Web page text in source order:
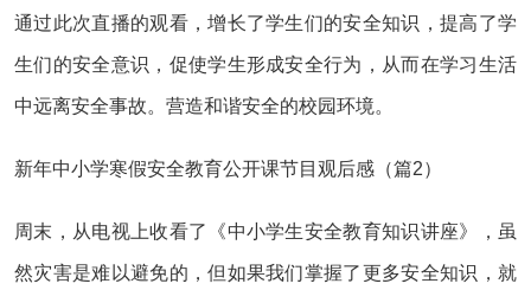
通过此次直播的观看，增长了学生们的安全知识，提高了学
生们的安全意识，促使学生形成安全行为，从而在学习生活
中远离安全事故。营造和谐安全的校园环境。
新年中小学寒假安全教育公开课节目观后感（篇2）
周末，从电视上收看了《中小学生安全教育知识讲座》，虽
然灾害是难以避免的，但如果我们掌握了更多安全知识，就